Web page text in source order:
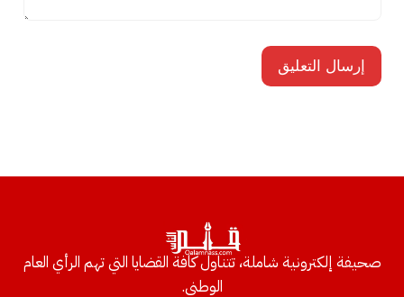
صحيفة إلكترونية شاملة، تتناول كافة القضايا التي تهم الرأي العام
الوطني.